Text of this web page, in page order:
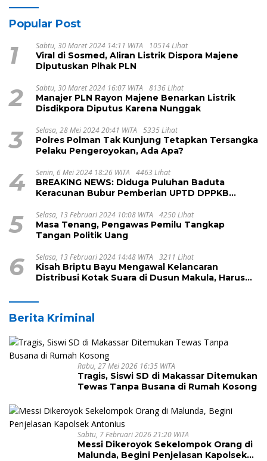
Popular Post
1 Sabtu, 30 Maret 2024 14:11 WITA 10514 Lihat
Viral di Sosmed, Aliran Listrik Dispora Majene
Diputuskan Pihak PLN
2 Sabtu, 30 Maret 2024 16:07 WITA 8136 Lihat
Manajer PLN Rayon Majene Benarkan Listrik
Disdikpora Diputus Karena Nunggak
3 Selasa, 28 Mei 2024 20:41 WITA 5335 Lihat
Polres Polman Tak Kunjung Tetapkan Tersangka
Pelaku Pengeroyokan, Ada Apa?
4 Senin, 6 Mei 2024 18:26 WITA 4463 Lihat
BREAKING NEWS: Diduga Puluhan Baduta
Keracunan Bubur Pemberian UPTD DPPKB
5 Selasa, 13 Februari 2024 10:08 WITA 4250 Lihat
Masa Tenang, Pengawas Pemilu Tangkap
Tangan Politik Uang
6 Selasa, 13 Februari 2024 14:48 WITA 3211 Lihat
Kisah Briptu Bayu Mengawal Kelancaran
Distribusi Kotak Suara di Dusun Makula, Harus
Berita Kriminal
Rabu, 27 Mei 2026 16:35 WITA
Tragis, Siswi SD di Makassar Ditemukan
Tewas Tanpa Busana di Rumah Kosong
Sabtu, 7 Februari 2026 21:20 WITA
Messi Dikeroyok Sekelompok Orang di
Malunda, Begini Penjelasan Kapolsek